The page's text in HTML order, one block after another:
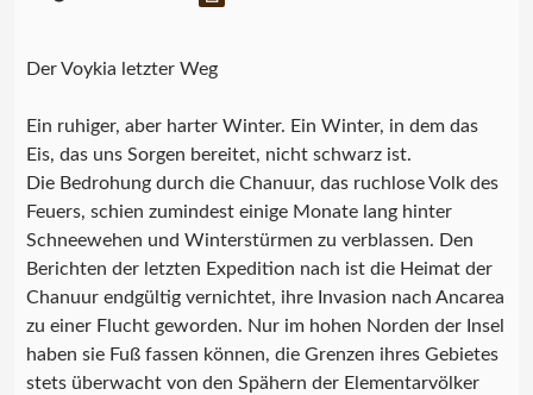
Der Voykia letzter Weg
Ein ruhiger, aber harter Winter. Ein Winter, in dem das
Eis, das uns Sorgen bereitet, nicht schwarz ist.
Die Bedrohung durch die Chanuur, das ruchlose Volk des
Feuers, schien zumindest einige Monate lang hinter
Schneewehen und Winterstürmen zu verblassen. Den
Berichten der letzten Expedition nach ist die Heimat der
Chanuur endgültig vernichtet, ihre Invasion nach Ancarea
zu einer Flucht geworden. Nur im hohen Norden der Insel
haben sie Fuß fassen können, die Grenzen ihres Gebietes
stets überwacht von den Spähern der Elementarvölker